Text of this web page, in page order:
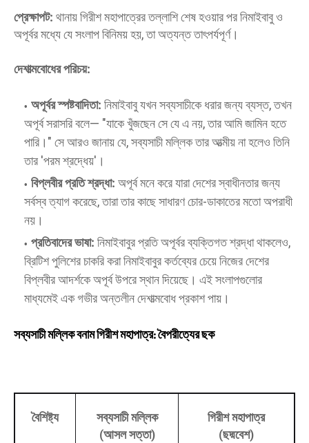
প্রেক্ষাপট: থানায় গিরীশ মহাপাত্রের তল্লাশি শেষ হওয়ার পর নিমাইবাবু ও
অপূর্বর মধ্যে যে সংলাপ বিনিময় হয়, তা অত্যন্ত তাৎপর্যপূর্ণ।
দেশাত্মবোধের পরিচয়:
অপূর্বর স্পষ্টবাদিতা: নিমাইবাবু যখন সব্যসাচীকে ধরার জন্য ব্যস্ত, তখন
অপূর্ব সরাসরি বলে— "যাকে খুঁজছেন সে যে এ নয়, তার আমি জামিন হতে
পারি।" সে আরও জানায় যে, সব্যসাচী মল্লিক তার আত্মীয় না হলেও তিনি
তার 'পরম শ্রদ্ধেয়'।
বিপ্লবীর প্রতি শ্রদ্ধা: অপূর্ব মনে করে যারা দেশের স্বাধীনতার জন্য
সর্বস্ব ত্যাগ করেছে, তারা তার কাছে সাধারণ চোর-ডাকাতের মতো অপরাধী
নয়।
প্রতিবাদের ভাষা: নিমাইবাবুর প্রতি অপূর্বর ব্যক্তিগত শ্রদ্ধা থাকলেও,
ব্রিটিশ পুলিশের চাকরি করা নিমাইবাবুর কর্তব্যের চেয়ে নিজের দেশের
বিপ্লবীর আদর্শকে অপূর্ব উপরে স্থান দিয়েছে। এই সংলাপগুলোর
মাধ্যমেই এক গভীর অন্তলীন দেশাত্মবোধ প্রকাশ পায়।
সব্যসাচী মল্লিক বনাম গিরীশ মহাপাত্র: বৈপরীত্যের ছক
বৈশিষ্ট্য
সব্যসাচী মল্লিক
(আসল সত্তা)
গিরীশ মহাপাত্র
(ছদ্মবেশ)